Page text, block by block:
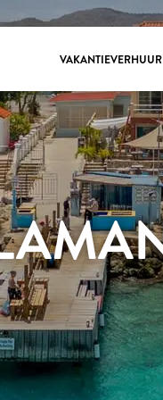
VAKANTIEVERHUUR